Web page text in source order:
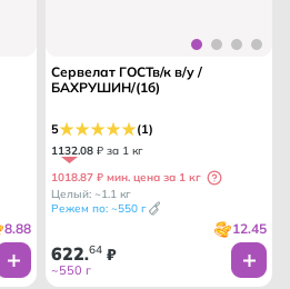
8.88
Сервелат ГОСТв/к в/у /
БАХРУШИН/(1б)
5 (1)
1132.08 ₽ за 1 кг
1018.87 ₽ мин. цена за 1 кг
Целый: ~1.1 кг
Режем по: ~550 г
12.45
622.64 ₽
~550 г